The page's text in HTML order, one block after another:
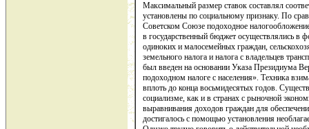
Максимальный размер ставок составлял
установлены по социальному признаку. По
Советском Союзе подоходное
в государственный бюджет осуществлялись в
одиноких и малосемейных граждан,
земельного налога и налога с владельцев
был введен на основании Указа Президиума
подоходном налоге с населения». Техника
вплоть до конца восьмидесятых годов.
социализме, как и в странах с рыночной
выравнивания доходов граждан для
достигалось с помощью установления